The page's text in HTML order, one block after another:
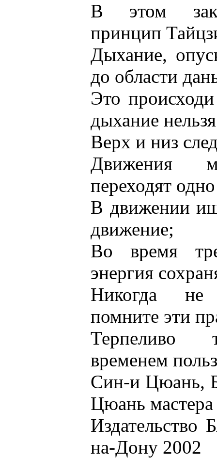
В этом
принцип
Дыхание,
до области
Это
дыхание
Верх и низ
Движения
переходят
В движении
движение;
Во время
энергия
Никогда не
помните эти
Терпеливо
временем
Син-и Цюань,
Цюань
Издательство
на-Дону 2002